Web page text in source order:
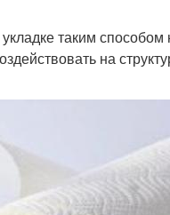
таким способом
на